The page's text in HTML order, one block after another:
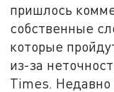
пришлось
собственные
которые
из-за
Times.